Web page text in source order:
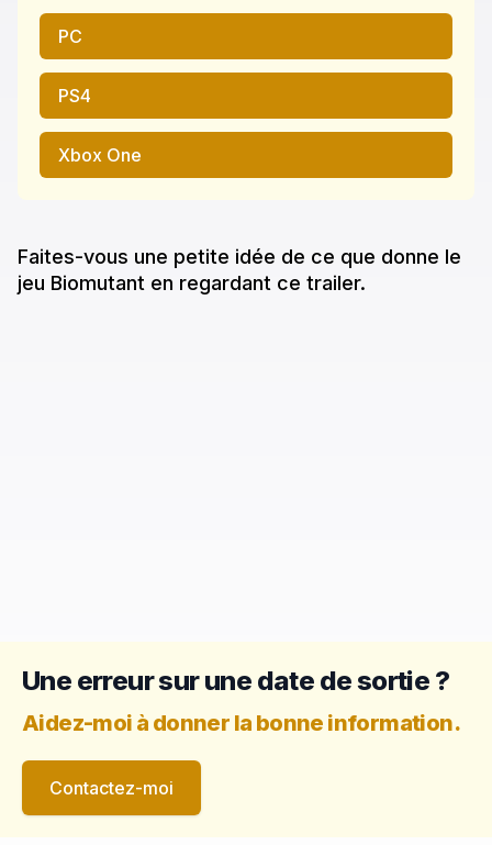
PC
PS4
Xbox One
Faites-vous une petite idée de ce que donne le
jeu Biomutant en regardant ce trailer.
Une erreur sur une date de sortie ?
Aidez-moi à donner la bonne information.
Contactez-moi